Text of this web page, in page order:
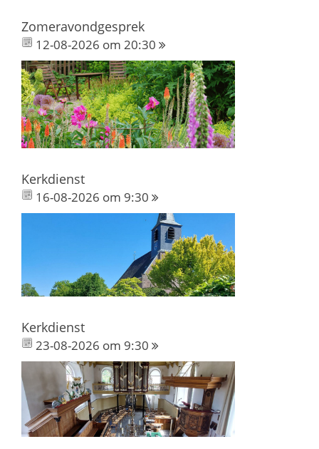
Zomeravondgesprek
12-08-2026 om 20:30
Kerkdienst
16-08-2026 om 9:30
Kerkdienst
23-08-2026 om 9:30